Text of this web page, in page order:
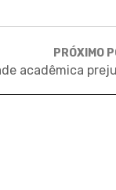
PRÓXIMO